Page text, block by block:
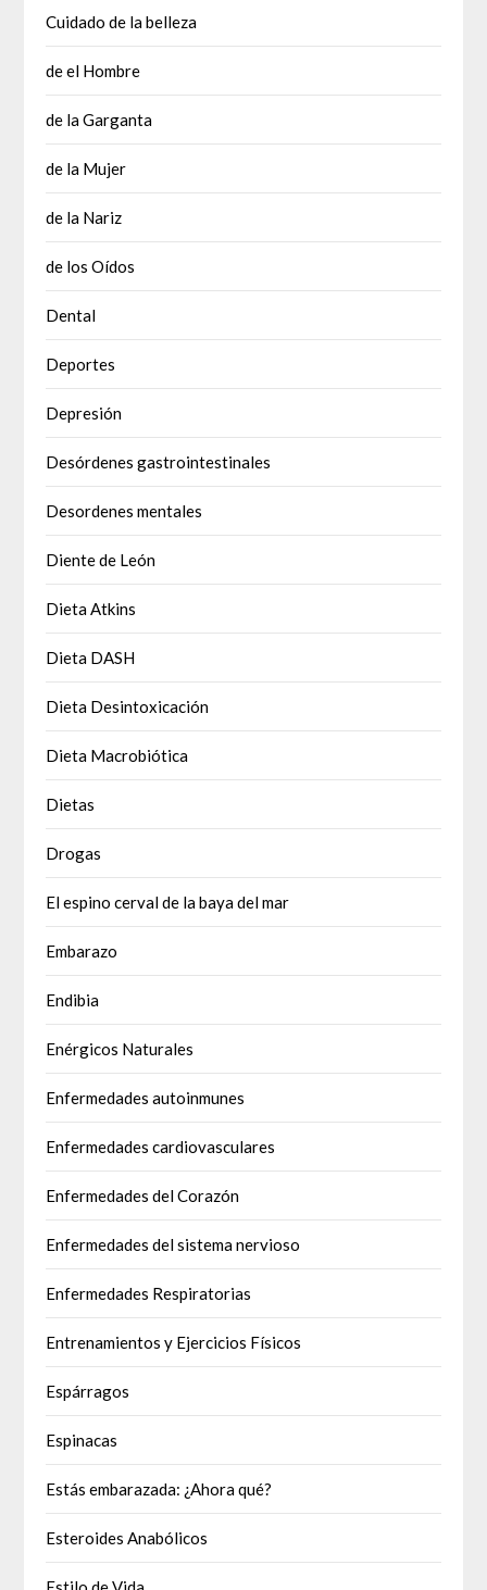
Cuidado de la belleza
de el Hombre
de la Garganta
de la Mujer
de la Nariz
de los Oídos
Dental
Deportes
Depresión
Desórdenes gastrointestinales
Desordenes mentales
Diente de León
Dieta Atkins
Dieta DASH
Dieta Desintoxicación
Dieta Macrobiótica
Dietas
Drogas
El espino cerval de la baya del mar
Embarazo
Endibia
Enérgicos Naturales
Enfermedades autoinmunes
Enfermedades cardiovasculares
Enfermedades del Corazón
Enfermedades del sistema nervioso
Enfermedades Respiratorias
Entrenamientos y Ejercicios Físicos
Espárragos
Espinacas
Estás embarazada: ¿Ahora qué?
Esteroides Anabólicos